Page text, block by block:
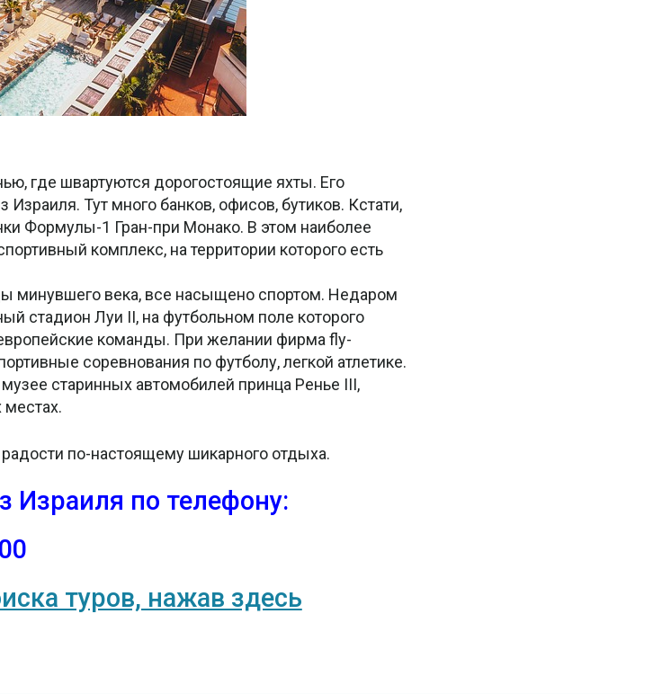
где швартуются дорогостоящие яхты. Его
Тут много банков, офисов, бутиков. Кстати,
Формулы-1 Гран-при Монако. В этом наиболее
комплекс, на территории которого есть
минувшего века, все насыщено спортом. Недаром
стадион Луи II, на футбольном поле которого
команды. При желании фирма fly-
соревнования по футболу, легкой атлетике.
старинных автомобилей принца Ренье III,
по-настоящему шикарного отдыха.
Израиля по телефону:
туров, нажав здесь